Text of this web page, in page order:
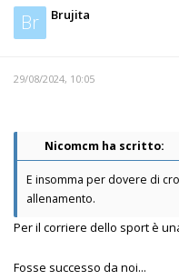
Br Brujita
29/08/2024, 10:05
Nicomcm ha scritto:
E insomma per dovere di
allenamento.
Per il corriere dello sport è
Fosse successo da noi...